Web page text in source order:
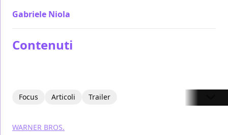
Gabriele Niola
Contenuti
Focus Articoli Trailer
WARNER BROS.